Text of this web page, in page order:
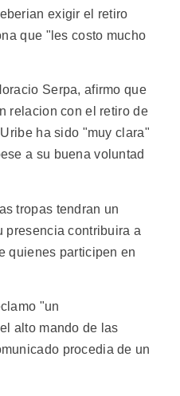
exigir el retiro
que "les costo mucho
Serpa, afirmo que
relacion con el retiro de
ha sido "muy clara"
a su buena voluntad
tropas tendran un
presencia contribuira a
quienes participen en
"un
alto mando de las
procedia de un